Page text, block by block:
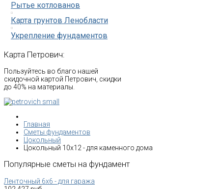
Рытье котлованов
Карта грунтов Ленобласти
Укрепление фундаментов
Карта Петрович:
Пользуйтесь во благо нашей
скидочной картой Петрович, скидки
до 40% на материалы.
Главная
Сметы фундаментов
Цокольный
Цокольный 10х12 - для каменного дома
Популярные сметы на фундамент
Ленточный 6х6 - для гаража